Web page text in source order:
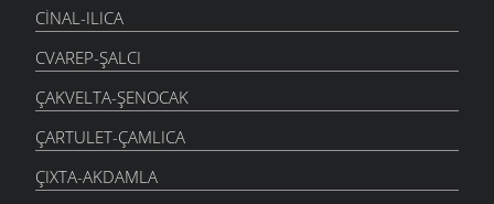
CINAL-ILICA
CVAREP-ŞALCI
ÇAKVELTA-ŞENOCAK
ÇARTULET-ÇAMLICA
ÇIXTA-AKDAMLA